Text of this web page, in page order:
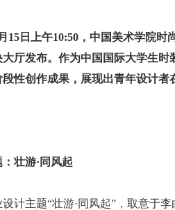
15日上午10:50，中国美术学院
厅发布。作为中国国际大学生
性创作成果，展现出青年设计
壮游·同风起
计主题“壮游·同风起”，取意于